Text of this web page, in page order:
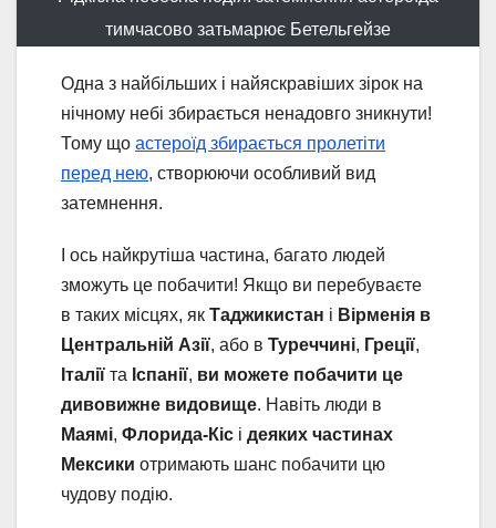
тимчасово затьмарює Бетельгейзе
Одна з найбільших і найяскравіших зірок на
нічному небі збирається ненадовго зникнути!
Тому що астероїд збирається пролетіти
перед нею, створюючи особливий вид
затемнення.
І ось найкрутіша частина, багато людей
зможуть це побачити! Якщо ви перебуваєте
в таких місцях, як Таджикистан і Вірменія в
Центральній Азії, або в Туреччині, Греції,
Італії та Іспанії, ви можете побачити це
дивовижне видовище. Навіть люди в
Маямі, Флорида-Кіс і деяких частинах
Мексики отримають шанс побачити цю
чудову подію.